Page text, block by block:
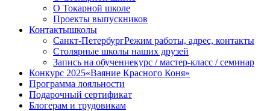
О Токарной школе
Проекты выпускников
Контактышколы
Санкт-ПетербургРежим работы, адрес, контакты
Столярные школы наших друзей
Запись на обучениекурс / мастер-класс / семинар
Конкурс 2025«Ваяние Красного Коня»
Программа лояльности
Подарочный сертификат
Блогерам и трудовикам